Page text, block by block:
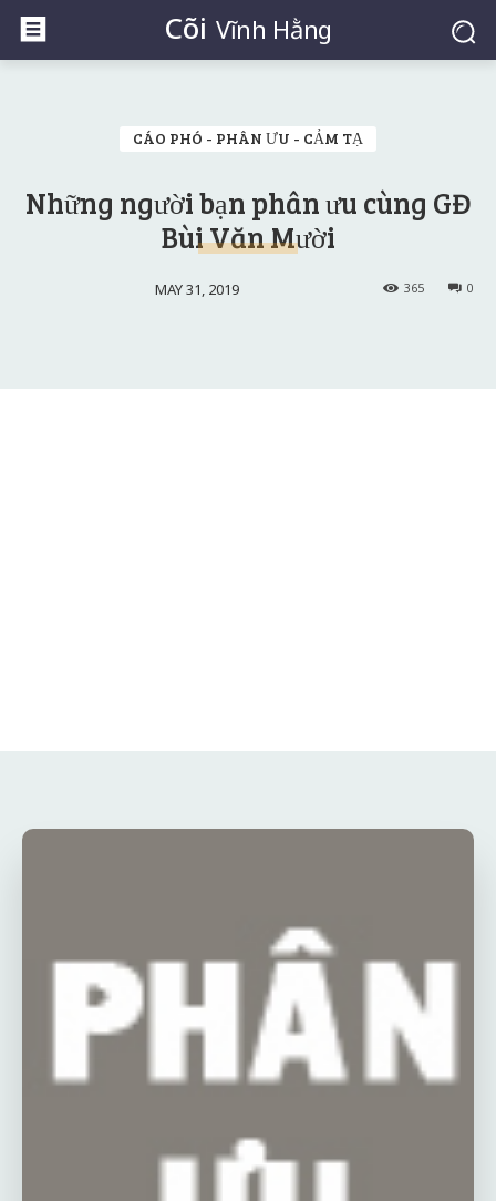
Cõi Vĩnh Hằng
CÁO PHÓ - PHÂN ƯU - CẢM TẠ
Những người bạn phân ưu cùng GĐ
Bùi Văn Mười
MAY 31, 2019 0
365